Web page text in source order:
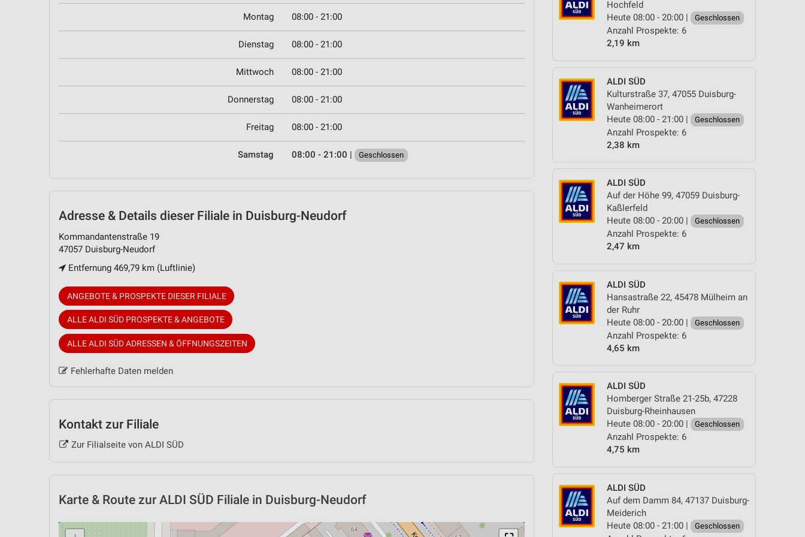
Hochfeld
Heute 08:00 - 20:00 |
Geschlossen
Anzahl Prospekte: 6
2,19 km
ALDI SÜD
Kulturstraße 37, 47055 Duisburg-
Wanheimerort
Heute 08:00 - 21:00 |
Geschlossen
Anzahl Prospekte: 6
2,38 km
ALDI SÜD
Auf der Höhe 99, 47059 Duisburg-
Kaßlerfeld
Heute 08:00 - 20:00 |
Geschlossen
Anzahl Prospekte: 6
2,47 km
ALDI SÜD
Hansastraße 22, 45478 Mülheim an
der Ruhr
Heute 08:00 - 20:00 |
Geschlossen
Anzahl Prospekte: 6
4,65 km
ALDI SÜD
Homberger Straße 21-25b, 47228
Duisburg-Rheinhausen
Heute 08:00 - 20:00 |
Geschlossen
Anzahl Prospekte: 6
4,75 km
ALDI SÜD
Auf dem Damm 84, 47137 Duisburg-
Meiderich
Heute 08:00 - 21:00 |
Geschlossen
Montag 08:00 - 21:00
Dienstag 08:00 - 21:00
Mittwoch 08:00 - 21:00
Donnerstag 08:00 - 21:00
Freitag 08:00 - 21:00
Samstag 08:00 - 21:00 | Geschlossen
Adresse & Details dieser Filiale in Duisburg-Neudorf
Kommandantenstraße 19
47057 Duisburg-Neudorf
Entfernung 469,79 km (Luftlinie)
ANGEBOTE & PROSPEKTE DIESER FILIALE
ALLE ALDI SÜD PROSPEKTE & ANGEBOTE
ALLE ALDI SÜD ADRESSEN & ÖFFNUNGSZEITEN
Fehlerhafte Daten melden
Kontakt zur Filiale
Zur Filialseite von ALDI SÜD
Karte & Route zur ALDI SÜD Filiale in Duisburg-Neudorf